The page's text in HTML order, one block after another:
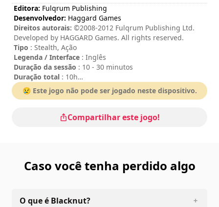
Editora: Fulqrum Publishing
Desenvolvedor: Haggard Games
Direitos autorais: ©2008-2012 Fulqrum Publishing Ltd.
Developed by HAGGARD Games. All rights reserved.
Tipo : Stealth, Ação
Legenda / Interface : Inglês
Duração da sessão : 10 - 30 minutos
Duração total : 10h
Dificuldade
: média
Os comandos estão indicados nas opções do jogo.
😢 Este jogo não pode ser jogado neste dispositivo.
Compartilhar este jogo!
Caso você tenha perdido algo
O que é Blacknut?